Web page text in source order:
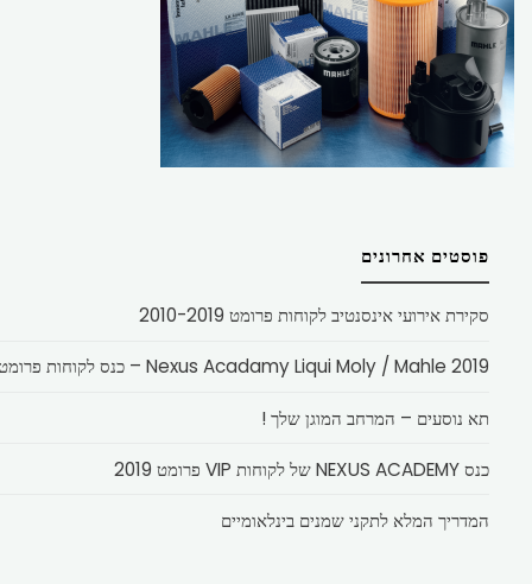
פוסטים אחרונים
סקירת אירועי אינסנטיב לקוחות פרומט 2010-2019
Nexus Acadamy Liqui Moly / Mahle 2019 – כנס לקוחות פרומט
תא נוסעים – המרחב המוגן שלך !
כנס NEXUS ACADEMY של לקוחות VIP פרומט 2019
המדריך המלא לתקני שמנים בינלאומיים